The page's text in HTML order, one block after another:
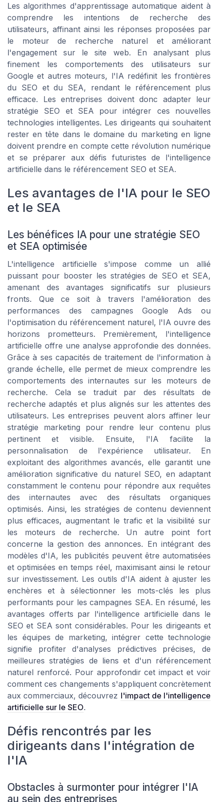
Les algorithmes d'apprentissage automatique aident à
comprendre les intentions de recherche des
utilisateurs, affinant ainsi les réponses proposées par
le moteur de recherche naturel et améliorant
l'engagement sur le site web. En analysant plus
finement les comportements des utilisateurs sur
Google et autres moteurs, l'IA redéfinit les frontières
du SEO et du SEA, rendant le référencement plus
efficace. Les entreprises doivent donc adapter leur
stratégie SEO et SEA pour intégrer ces nouvelles
technologies intelligentes. Les dirigeants qui souhaitent
rester en tête dans le domaine du marketing en ligne
doivent prendre en compte cette révolution numérique
et se préparer aux défis futuristes de l'intelligence
artificielle dans le référencement SEO et SEA.
Les avantages de l'IA pour le SEO
et le SEA
Les bénéfices IA pour une stratégie SEO
et SEA optimisée
L'intelligence artificielle s'impose comme un allié
puissant pour booster les stratégies de SEO et SEA,
amenant des avantages significatifs sur plusieurs
fronts. Que ce soit à travers l'amélioration des
performances des campagnes Google Ads ou
l'optimisation du référencement naturel, l'IA ouvre des
horizons prometteurs. Premièrement, l'intelligence
artificielle offre une analyse approfondie des données.
Grâce à ses capacités de traitement de l'information à
grande échelle, elle permet de mieux comprendre les
comportements des internautes sur les moteurs de
recherche. Cela se traduit par des résultats de
recherche adaptés et plus alignés sur les attentes des
utilisateurs. Les entreprises peuvent alors affiner leur
stratégie marketing pour rendre leur contenu plus
pertinent et visible. Ensuite, l'IA facilite la
personnalisation de l'expérience utilisateur. En
exploitant des algorithmes avancés, elle garantit une
amélioration significative du naturel SEO, en adaptant
constamment le contenu pour répondre aux requêtes
des internautes avec des résultats organiques
optimisés. Ainsi, les stratégies de contenu deviennent
plus efficaces, augmentant le trafic et la visibilité sur
les moteurs de recherche. Un autre point fort
concerne la gestion des annonces. En intégrant des
modèles d'IA, les publicités peuvent être automatisées
et optimisées en temps réel, maximisant ainsi le retour
sur investissement. Les outils d'IA aident à ajuster les
enchères et à sélectionner les mots-clés les plus
performants pour les campagnes SEA. En résumé, les
avantages offerts par l'intelligence artificielle dans le
SEO et SEA sont considérables. Pour les dirigeants et
les équipes de marketing, intégrer cette technologie
signifie profiter d'analyses prédictives précises, de
meilleures stratégies de liens et d'un référencement
naturel renforcé. Pour approfondir cet impact et voir
comment ces changements s'appliquent concrètement
aux commerciaux, découvrez l'impact de l'intelligence
artificielle sur le SEO.
Défis rencontrés par les
dirigeants dans l'intégration de
l'IA
Obstacles à surmonter pour intégrer l'IA
au sein des entreprises